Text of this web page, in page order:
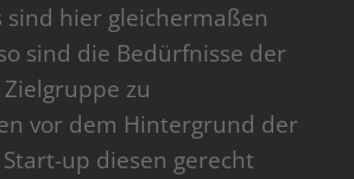
sind hier gleichermaßen
sind die Bedürfnisse der
zu
vor dem Hintergrund der
Start-up diesen gerecht